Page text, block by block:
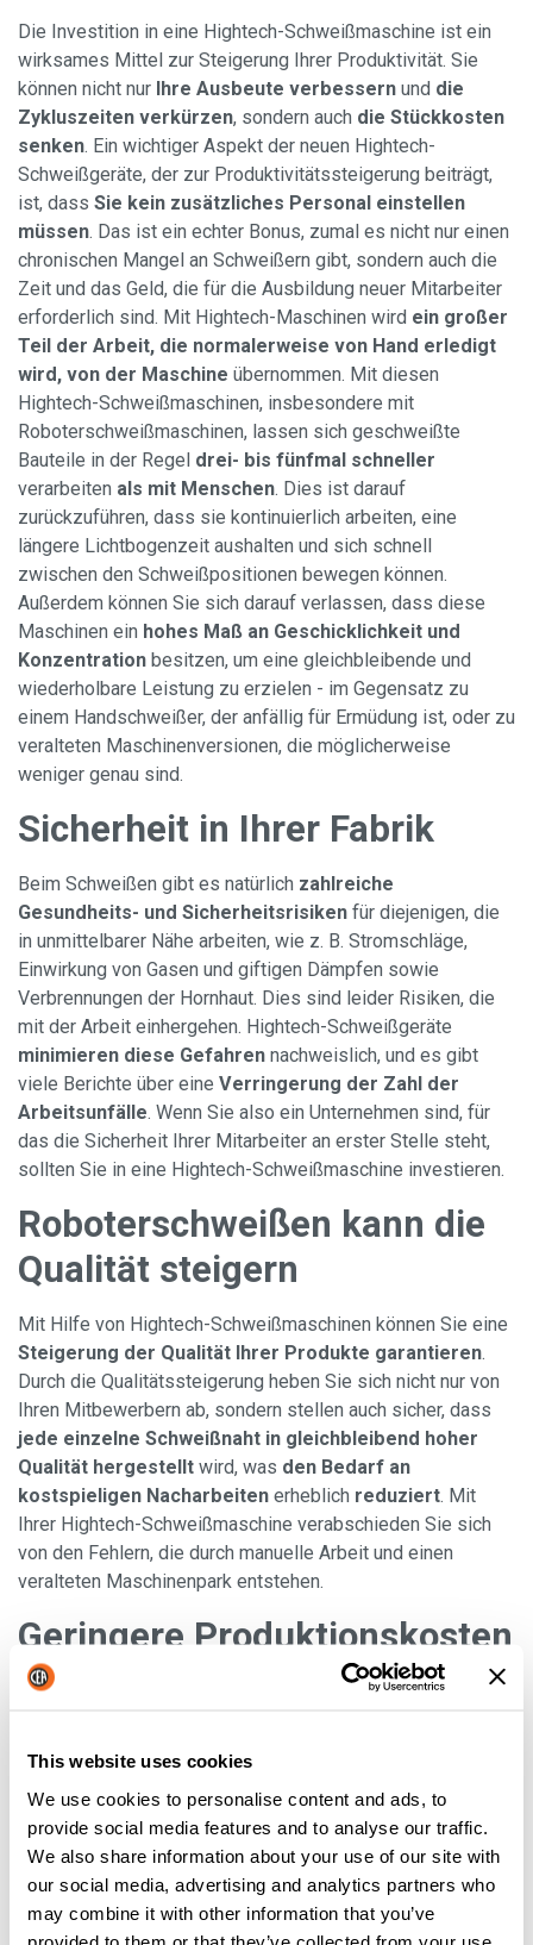
This website uses cookies
We use cookies to personalise content and ads, to
provide social media features and to analyse our traffic.
We also share information about your use of our site with
our social media, advertising and analytics partners who
may combine it with other information that you’ve
provided to them or that they’ve collected from your use
Die Investition in eine Hightech-Schweißmaschine ist ein
wirksames Mittel zur Steigerung Ihrer Produktivität. Sie
können nicht nur Ihre Ausbeute verbessern und die
Zykluszeiten verkürzen, sondern auch die Stückkosten
senken. Ein wichtiger Aspekt der neuen Hightech-
Schweißgeräte, der zur Produktivitätssteigerung beiträgt,
ist, dass Sie kein zusätzliches Personal einstellen
müssen. Das ist ein echter Bonus, zumal es nicht nur einen
chronischen Mangel an Schweißern gibt, sondern auch die
Zeit und das Geld, die für die Ausbildung neuer Mitarbeiter
erforderlich sind. Mit Hightech-Maschinen wird ein großer
Teil der Arbeit, die normalerweise von Hand erledigt
wird, von der Maschine übernommen. Mit diesen
Hightech-Schweißmaschinen, insbesondere mit
Roboterschweißmaschinen, lassen sich geschweißte
Bauteile in der Regel drei- bis fünfmal schneller
verarbeiten als mit Menschen. Dies ist darauf
zurückzuführen, dass sie kontinuierlich arbeiten, eine
längere Lichtbogenzeit aushalten und sich schnell
zwischen den Schweißpositionen bewegen können.
Außerdem können Sie sich darauf verlassen, dass diese
Maschinen ein hohes Maß an Geschicklichkeit und
Konzentration besitzen, um eine gleichbleibende und
wiederholbare Leistung zu erzielen - im Gegensatz zu
einem Handschweißer, der anfällig für Ermüdung ist, oder zu
veralteten Maschinenversionen, die möglicherweise
weniger genau sind.
Sicherheit in Ihrer Fabrik
Beim Schweißen gibt es natürlich zahlreiche
Gesundheits- und Sicherheitsrisiken für diejenigen, die
in unmittelbarer Nähe arbeiten, wie z. B. Stromschläge,
Einwirkung von Gasen und giftigen Dämpfen sowie
Verbrennungen der Hornhaut. Dies sind leider Risiken, die
mit der Arbeit einhergehen. Hightech-Schweißgeräte
minimieren diese Gefahren nachweislich, und es gibt
viele Berichte über eine Verringerung der Zahl der
Arbeitsunfälle. Wenn Sie also ein Unternehmen sind, für
das die Sicherheit Ihrer Mitarbeiter an erster Stelle steht,
sollten Sie in eine Hightech-Schweißmaschine investieren.
Roboterschweißen kann die
Qualität steigern
Mit Hilfe von Hightech-Schweißmaschinen können Sie eine
Steigerung der Qualität Ihrer Produkte garantieren.
Durch die Qualitätssteigerung heben Sie sich nicht nur von
Ihren Mitbewerbern ab, sondern stellen auch sicher, dass
jede einzelne Schweißnaht in gleichbleibend hoher
Qualität hergestellt wird, was den Bedarf an
kostspieligen Nacharbeiten erheblich reduziert. Mit
Ihrer Hightech-Schweißmaschine verabschieden Sie sich
von den Fehlern, die durch manuelle Arbeit und einen
veralteten Maschinenpark entstehen.
Geringere Produktionskosten
Dank der verbesserten Qualität, Konsistenz und
Energieverbrauch und den geringeren Kosten für
Verbrauchsmaterialiensowie denniedrigeren
Arbeitsunfall- und Versicherungskostendank der
Sicherheitsvorteile, die diese modernen Maschinen bieten.
Das sind die fünf wichtigsten Gründe, warum Sie in einen